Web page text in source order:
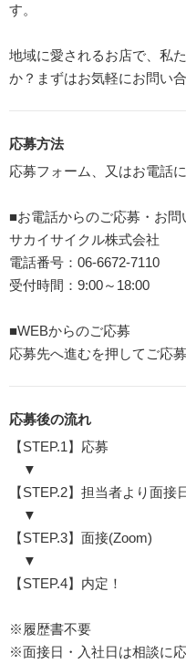
す。
地域に愛されるお店で、私
か？まずはお気軽にお問い
応募方法
応募フォーム、又はお電話
■お電話からのご応募・お問
サカイサイクル株式会社
電話番号：06-6672-7110
受付時間：9:00～18:00
■WEBからのご応募
応募先へ進むを押してご応募
応募後の流れ
【STEP.1】応募
▼
【STEP.2】担当者より面接
▼
【STEP.3】面接(Zoom)
▼
【STEP.4】内定！
※履歴書不要
※面接日・入社日は相談に応